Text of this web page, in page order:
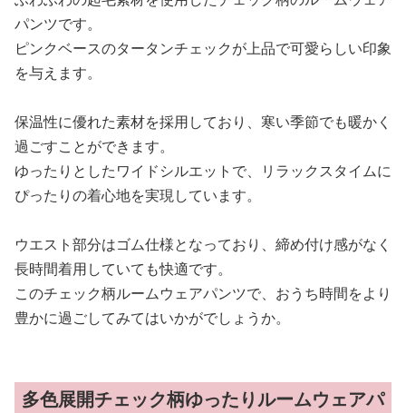
パンツです。
ピンクベースのタータンチェックが上品で可愛らしい印象
を与えます。
保温性に優れた素材を採用しており、寒い季節でも暖かく
過ごすことができます。
ゆったりとしたワイドシルエットで、リラックスタイムに
ぴったりの着心地を実現しています。
ウエスト部分はゴム仕様となっており、締め付け感がなく
長時間着用していても快適です。
このチェック柄ルームウェアパンツで、おうち時間をより
豊かに過ごしてみてはいかがでしょうか。
多色展開チェック柄ゆったりルームウェアパ